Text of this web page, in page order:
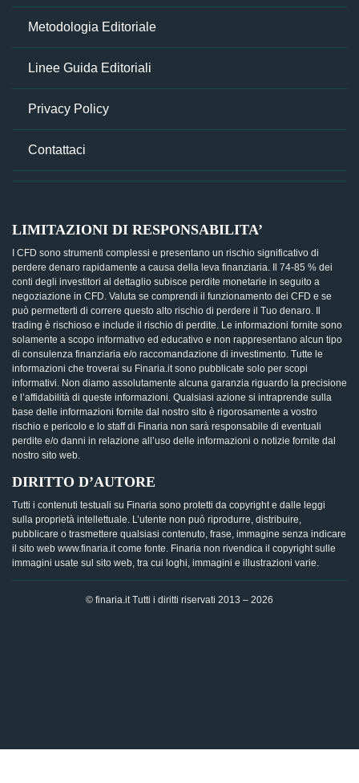
Metodologia Editoriale
Linee Guida Editoriali
Privacy Policy
Contattaci
LIMITAZIONI DI RESPONSABILITA’
I CFD sono strumenti complessi e presentano un rischio significativo di
perdere denaro rapidamente a causa della leva finanziaria. Il 74-85 % dei
conti degli investitori al dettaglio subisce perdite monetarie in seguito a
negoziazione in CFD. Valuta se comprendi il funzionamento dei CFD e se
può permetterti di correre questo alto rischio di perdere il Tuo denaro. Il
trading è rischioso e include il rischio di perdite. Le informazioni fornite sono
solamente a scopo informativo ed educativo e non rappresentano alcun tipo
di consulenza finanziaria e/o raccomandazione di investimento. Tutte le
informazioni che troverai su Finaria.it sono pubblicate solo per scopi
informativi. Non diamo assolutamente alcuna garanzia riguardo la precisione
e l’affidabilità di queste informazioni. Qualsiasi azione si intraprende sulla
base delle informazioni fornite dal nostro sito è rigorosamente a vostro
rischio e pericolo e lo staff di Finaria non sarà responsabile di eventuali
perdite e/o danni in relazione all’uso delle informazioni o notizie fornite dal
nostro sito web.
DIRITTO D’AUTORE
Tutti i contenuti testuali su Finaria sono protetti da copyright e dalle leggi
sulla proprietà intellettuale. L’utente non può riprodurre, distribuire,
pubblicare o trasmettere qualsiasi contenuto, frase, immagine senza indicare
il sito web www.finaria.it come fonte. Finaria non rivendica il copyright sulle
immagini usate sul sito web, tra cui loghi, immagini e illustrazioni varie.
© finaria.it Tutti i diritti riservati 2013 – 2026